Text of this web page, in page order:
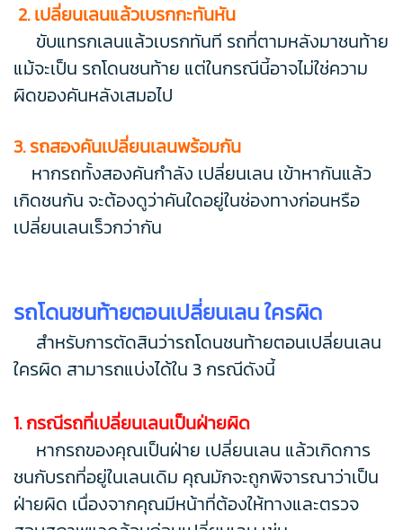
2. เปลี่ยนเลนแล้วเบรกกะทันหัน
ขับแทรกเลนแล้วเบรกทันที รถที่ตามหลังมาชนท้าย
แม้จะเป็น รถโดนชนท้าย แต่ในกรณีนี้อาจไม่ใช่ความ
ผิดของคันหลังเสมอไป
3. รถสองคันเปลี่ยนเลนพร้อมกัน
หากรถทั้งสองคันกำลัง เปลี่ยนเลน เข้าหากันแล้ว
เกิดชนกัน จะต้องดูว่าคันใดอยู่ในช่องทางก่อนหรือ
เปลี่ยนเลนเร็วกว่ากัน
รถโดนชนท้ายตอนเปลี่ยนเลน ใครผิด
สำหรับการตัดสินว่ารถโดนชนท้ายตอนเปลี่ยนเลน
ใครผิด สามารถแบ่งได้ใน 3 กรณีดังนี้
1. กรณีรถที่เปลี่ยนเลนเป็นฝ่ายผิด
หากรถของคุณเป็นฝ่าย เปลี่ยนเลน แล้วเกิดการ
ชนกับรถที่อยู่ในเลนเดิม คุณมักจะถูกพิจารณาว่าเป็น
ฝ่ายผิด เนื่องจากคุณมีหน้าที่ต้องให้ทางและตรวจ